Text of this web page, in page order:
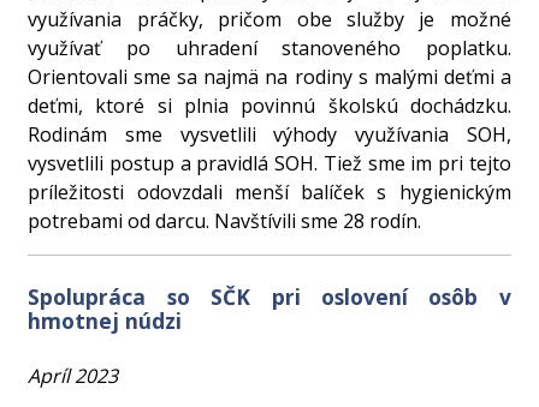
využívania práčky, pričom obe služby je možné
využívať po uhradení stanoveného poplatku.
Orientovali sme sa najmä na rodiny s malými deťmi a
deťmi, ktoré si plnia povinnú školskú dochádzku.
Rodinám sme vysvetlili výhody využívania SOH,
vysvetlili postup a pravidlá SOH. Tiež sme im pri tejto
príležitosti odovzdali menší balíček s hygienickým
potrebami od darcu. Navštívili sme 28 rodín.
Spolupráca so SČK pri oslovení osôb v
hmotnej núdzi
Apríl 2023